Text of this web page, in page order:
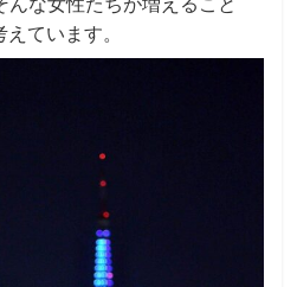
ています。